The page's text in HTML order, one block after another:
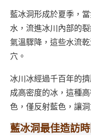
藍冰洞形成於夏季，
水，流進冰川內部的
氣溫驟降，這些水流
穴。
冰川冰經過千百年的
成高密度的冰，這種
色，僅反射藍色，讓
藍冰洞最佳造訪時